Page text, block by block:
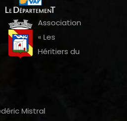
Association
« Les
Héritiers du
Mistral